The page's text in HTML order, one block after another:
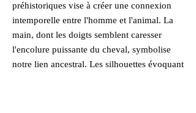
préhistoriques vise à créer une connexion
intemporelle entre l'homme et l'animal. La
main, dont les doigts semblent caresser
l'encolure puissante du cheval, symbolise
notre lien ancestral. Les silhouettes évoquant